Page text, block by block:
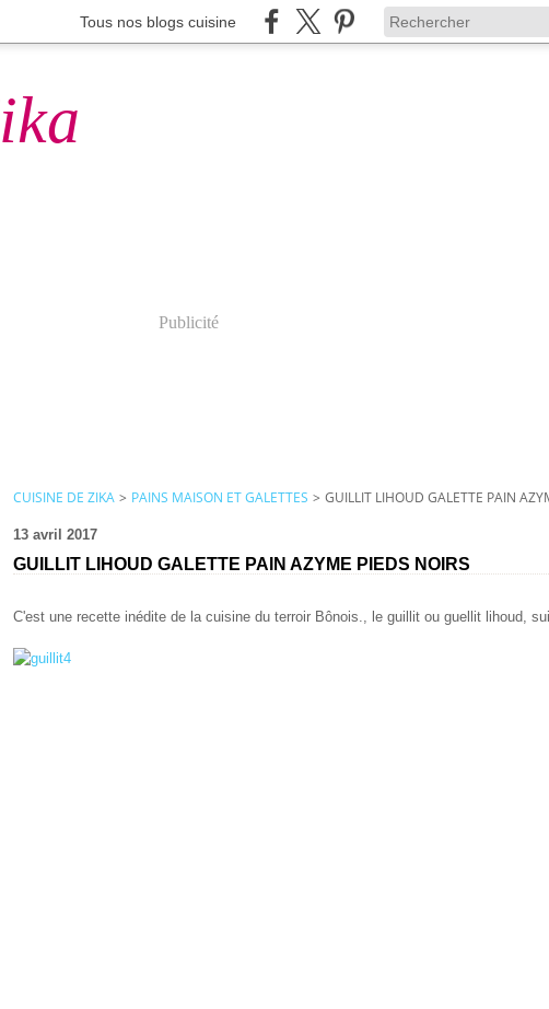
Tous nos blogs cuisine
Publicité
CUISINE DE ZIKA > PAINS MAISON ET GALETTES > GUILLIT LIHOUD GALETTE PAIN
13 avril 2017
GUILLIT LIHOUD GALETTE PAIN AZYME PIEDS NOIRS
C'est une recette inédite de la cuisine du terroir Bônois., le guillit ou guellit lihoud,